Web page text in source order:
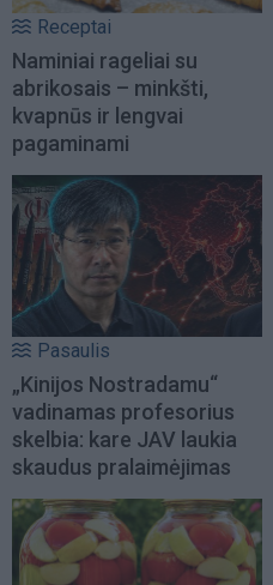
Receptai
Naminiai rageliai su
abrikosais – minkšti,
kvapnūs ir lengvai
pagaminami
Pasaulis
„Kinijos Nostradamu“
vadinamas profesorius
skelbia: kare JAV laukia
skaudus pralaimėjimas